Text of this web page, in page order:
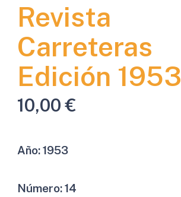
Revista
Carreteras
Edición 1953
10,00€
Año:1953
Número:14